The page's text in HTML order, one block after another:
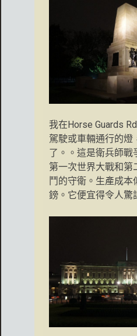
我在Horse Guards
駕駛或車輛通行的燈
了。。這是衛兵師戰
第一次世界大戰和第
鬥的守衛。生產成本
鎊。它便宜得令人驚